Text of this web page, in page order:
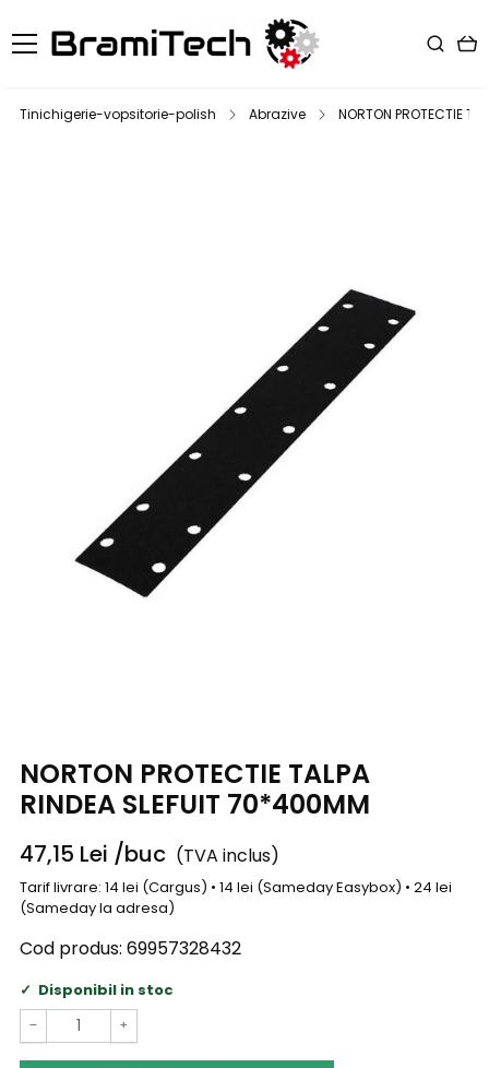
Tinichigerie-vopsitorie-polish Abrazive NORTON PROTECTIE
NORTON PROTECTIE TALPA
RINDEA SLEFUIT 70*400MM
47,15 Lei /buc (TVA inclus)
Tarif livrare: 14 lei (Cargus) • 14 lei (Sameday Easybox) • 24 lei
(Sameday la adresa)
Cod produs: 69957328432
Disponibil in stoc
− +